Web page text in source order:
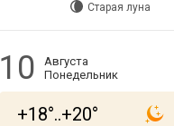
Старая луна
10
Августа
Понедельник
+18°..+20°